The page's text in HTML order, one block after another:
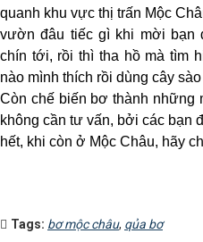
quanh khu vực thị trấn Mộc
vườn đâu tiếc gì khi mời bạn
chín tới, rồi thì tha hồ mà tìm
nào mình thích rồi dùng cây
Còn chế biến bơ thành những
không cần tư vấn, bởi các bạn
hết, khi còn ở Mộc Châu, hãy
Tags: bơ mộc châu, qủa bơ